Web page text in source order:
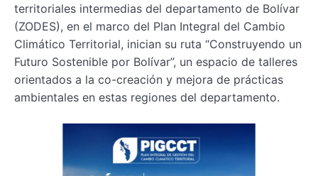
territoriales intermedias del departamento de Bolívar
(ZODES), en el marco del Plan Integral del Cambio
Climático Territorial, inician su ruta “Construyendo un
Futuro Sostenible por Bolívar”, un espacio de talleres
orientados a la co-creación y mejora de prácticas
ambientales en estas regiones del departamento.